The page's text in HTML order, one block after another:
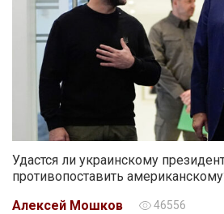
Удастся ли украинскому
противопоставить
Алексей Мошков
46556